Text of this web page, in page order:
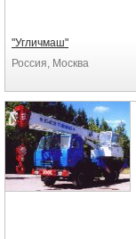
"Угличмаш"
Россия, Москва